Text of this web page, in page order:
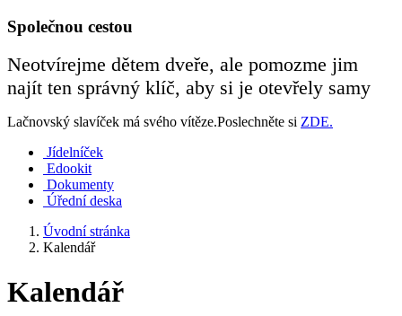
Společnou cestou
Neotvírejme dětem dveře, ale pomozme jim
najít ten správný klíč, aby si je otevřely samy
Lačnovský slavíček má svého vítěze.Poslechněte si ZDE.
Jídelníček
Edookit
Dokumenty
Úřední deska
Úvodní stránka
Kalendář
Kalendář